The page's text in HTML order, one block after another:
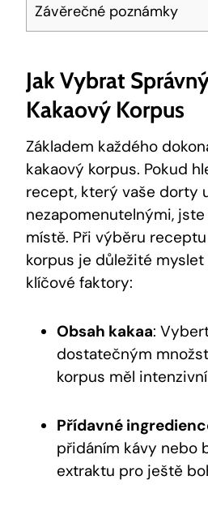
Závěrečné poznámky
Jak Vybrat
Kakaový Korpus
Základem každého
kakaový korpus. ​Pokud
recept, který vaše dorty
nezapomenutelnými,
⁤místě. Při ⁢výběru
korpus ‌je důležité
klíčové faktory:
Obsah kakaa:
dostatečným
korpus měl
Přídavné
přidáním kávy nebo
extraktu pro ještě